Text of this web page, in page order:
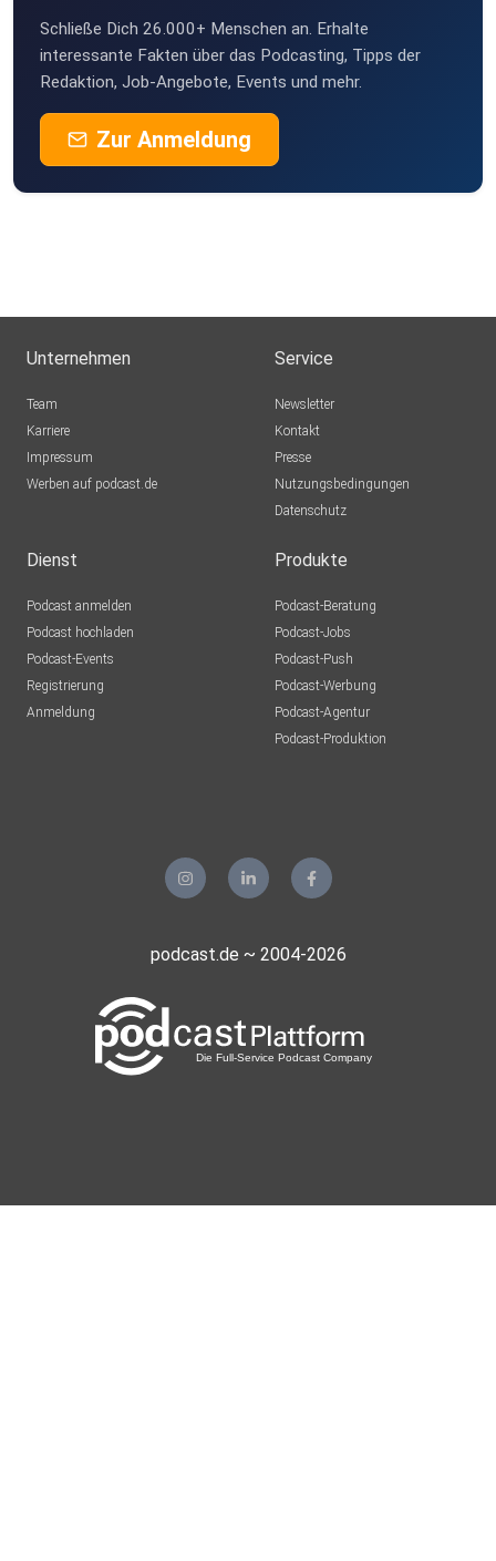
Schließe Dich 26.000+ Menschen an. Erhalte
interessante Fakten über das Podcasting, Tipps der
Redaktion, Job-Angebote, Events und mehr.
Zur Anmeldung
Unternehmen
Team
Karriere
Impressum
Werben auf podcast.de
Service
Newsletter
Kontakt
Presse
Nutzungsbedingungen
Datenschutz
Dienst
Podcast anmelden
Podcast hochladen
Podcast-Events
Registrierung
Anmeldung
Produkte
Podcast-Beratung
Podcast-Jobs
Podcast-Push
Podcast-Werbung
Podcast-Agentur
Podcast-Produktion
podcast.de ~ 2004-2026